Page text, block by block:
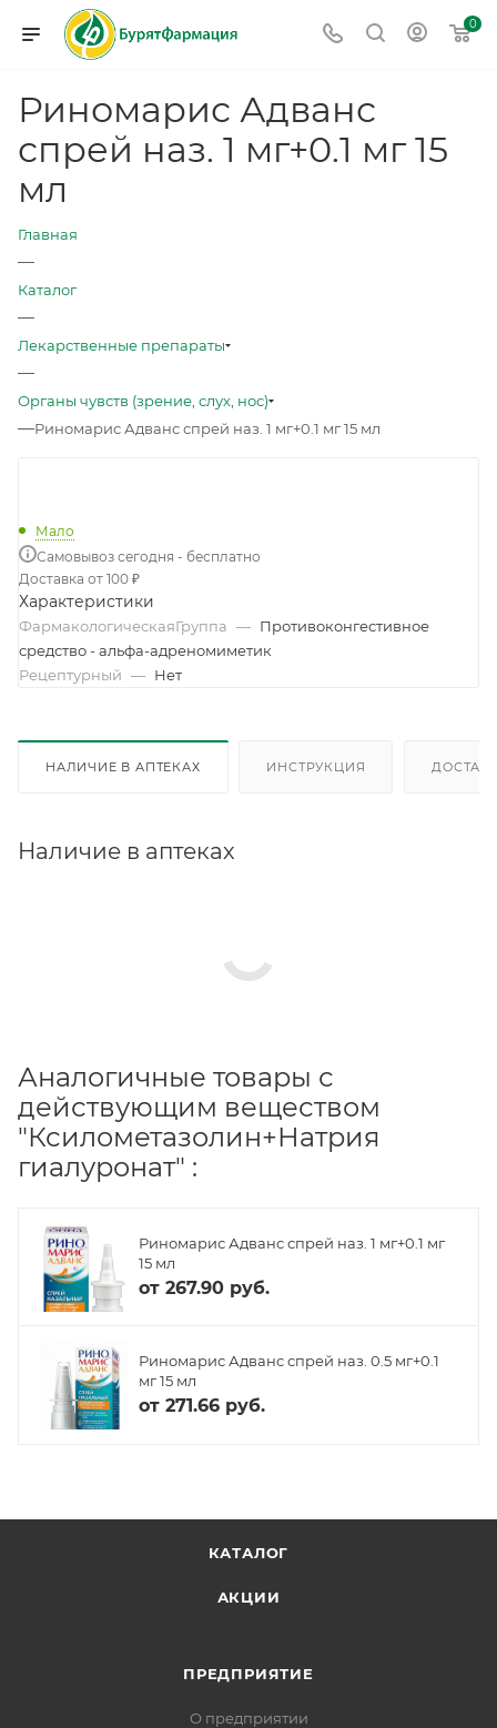
0
Риномарис Адванс
спрей наз. 1 мг+0.1 мг 15
мл
Главная
—
Каталог
—
Лекарственные препараты
—
Органы чувств (зрение, слух, нос)
—Риномарис Адванс спрей наз. 1 мг+0.1 мг 15 мл
Мало
Самовывоз сегодня - бесплатно
Доставка от 100 ₽
Характеристики
ФармакологическаяГруппа — Противоконгестивное
средство - альфа-адреномиметик
Рецептурный — Нет
НАЛИЧИЕ В АПТЕКАХ ИНСТРУКЦИЯ
Наличие в аптеках
Аналогичные товары с
действующим веществом
"Ксилометазолин+Натрия
гиалуронат" :
Риномарис Адванс спрей наз. 1 мг+0.1 мг
15 мл
от 267.90 руб.
Риномарис Адванс спрей наз. 0.5 мг+0.1
мг 15 мл
от 271.66 руб.
КАТАЛОГ
АКЦИИ
ПРЕДПРИЯТИЕ
О предприятии